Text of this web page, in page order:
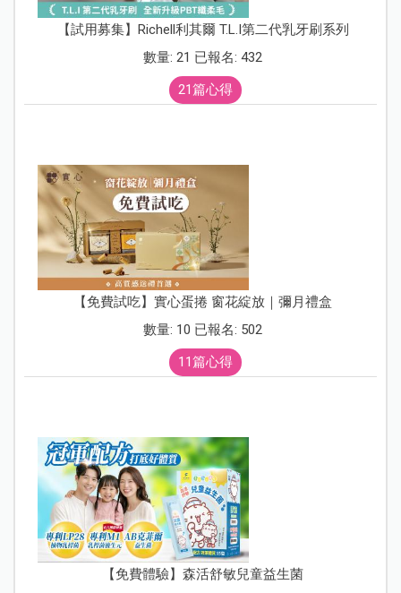
【試用募集】Richell利其爾 T.L.I第二代乳牙刷系列
數量: 21 已報名: 432
21篇心得
【免費試吃】實心蛋捲 窗花綻放｜彌月禮盒
數量: 10 已報名: 502
11篇心得
【免費體驗】森活舒敏兒童益生菌